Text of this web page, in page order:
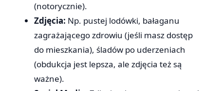
(notorycznie).
Zdjęcia: Np. pustej lodówki, bałaganu
zagrażającego zdrowiu (jeśli masz dostęp
do mieszkania), śladów po uderzeniach
(obdukcja jest lepsza, ale zdjęcia też są
ważne).